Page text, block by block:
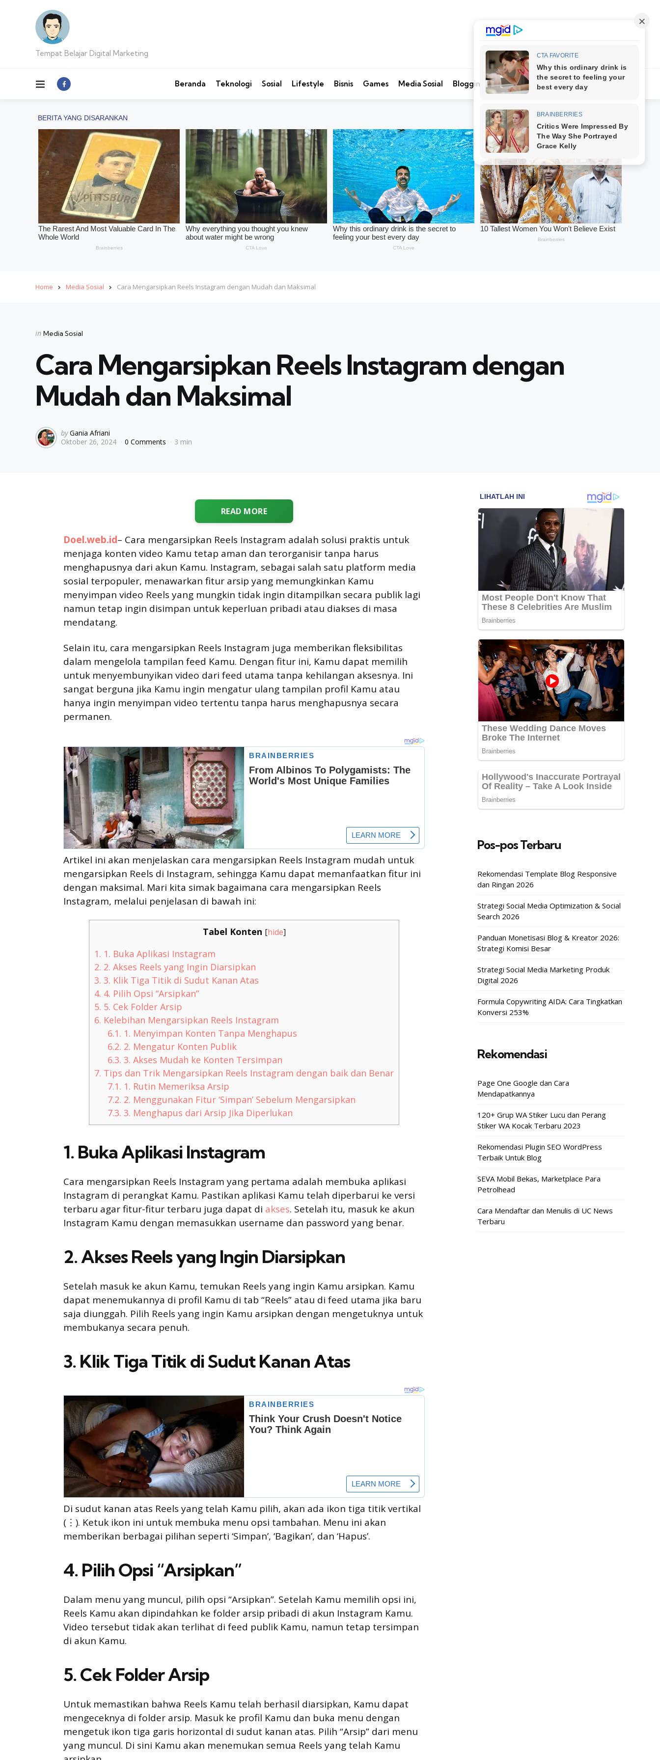
Tempat Belajar Digital Marketing
Menu Beranda Teknologi Sosial Lifestyle Bisnis Games Media Sosial Blogging SearchKontak Kami
Home Media Sosial Cara Mengarsipkan Reels Instagram dengan Mudah dan Maksimal
Categories
Posted
in Media Sosial
Cara Mengarsipkan Reels Instagram dengan
Mudah dan Maksimal
Posted
by
by Gania Afriani
Oktober 26, 2024
0 Comments 3 min
READ MORE
Doel.web.id– Cara mengarsipkan Reels Instagram adalah solusi praktis untuk
menjaga konten video Kamu tetap aman dan terorganisir tanpa harus
menghapusnya dari akun Kamu. Instagram, sebagai salah satu platform media
sosial terpopuler, menawarkan fitur arsip yang memungkinkan Kamu
menyimpan video Reels yang mungkin tidak ingin ditampilkan secara publik lagi
namun tetap ingin disimpan untuk keperluan pribadi atau diakses di masa
mendatang.
Selain itu, cara mengarsipkan Reels Instagram juga memberikan fleksibilitas
dalam mengelola tampilan feed Kamu. Dengan fitur ini, Kamu dapat memilih
untuk menyembunyikan video dari feed utama tanpa kehilangan aksesnya. Ini
sangat berguna jika Kamu ingin mengatur ulang tampilan profil Kamu atau
hanya ingin menyimpan video tertentu tanpa harus menghapusnya secara
permanen.
Artikel ini akan menjelaskan cara mengarsipkan Reels Instagram mudah untuk
mengarsipkan Reels di Instagram, sehingga Kamu dapat memanfaatkan fitur ini
dengan maksimal. Mari kita simak bagaimana cara mengarsipkan Reels
Instagram, melalui penjelasan di bawah ini:
Tabel Konten [hide]
1. 1. Buka Aplikasi Instagram
2. 2. Akses Reels yang Ingin Diarsipkan
3. 3. Klik Tiga Titik di Sudut Kanan Atas
4. 4. Pilih Opsi “Arsipkan”
5. 5. Cek Folder Arsip
6. Kelebihan Mengarsipkan Reels Instagram
6.1. 1. Menyimpan Konten Tanpa Menghapus
6.2. 2. Mengatur Konten Publik
6.3. 3. Akses Mudah ke Konten Tersimpan
7. Tips dan Trik Mengarsipkan Reels Instagram dengan baik dan Benar
7.1. 1. Rutin Memeriksa Arsip
7.2. 2. Menggunakan Fitur ‘Simpan’ Sebelum Mengarsipkan
7.3. 3. Menghapus dari Arsip Jika Diperlukan
1. Buka Aplikasi Instagram
Cara mengarsipkan Reels Instagram yang pertama adalah membuka aplikasi
Instagram di perangkat Kamu. Pastikan aplikasi Kamu telah diperbarui ke versi
terbaru agar fitur-fitur terbaru juga dapat di akses. Setelah itu, masuk ke akun
Instagram Kamu dengan memasukkan username dan password yang benar.
2. Akses Reels yang Ingin Diarsipkan
Setelah masuk ke akun Kamu, temukan Reels yang ingin Kamu arsipkan. Kamu
dapat menemukannya di profil Kamu di tab “Reels” atau di feed utama jika baru
saja diunggah. Pilih Reels yang ingin Kamu arsipkan dengan mengetuknya untuk
membukanya secara penuh.
3. Klik Tiga Titik di Sudut Kanan Atas
Di sudut kanan atas Reels yang telah Kamu pilih, akan ada ikon tiga titik vertikal
(⋮). Ketuk ikon ini untuk membuka menu opsi tambahan. Menu ini akan
memberikan berbagai pilihan seperti ‘Simpan’, ‘Bagikan’, dan ‘Hapus’.
4. Pilih Opsi “Arsipkan”
Dalam menu yang muncul, pilih opsi “Arsipkan”. Setelah Kamu memilih opsi ini,
Reels Kamu akan dipindahkan ke folder arsip pribadi di akun Instagram Kamu.
Video tersebut tidak akan terlihat di feed publik Kamu, namun tetap tersimpan
di akun Kamu.
5. Cek Folder Arsip
Untuk memastikan bahwa Reels Kamu telah berhasil diarsipkan, Kamu dapat
mengeceknya di folder arsip. Masuk ke profil Kamu dan buka menu dengan
mengetuk ikon tiga garis horizontal di sudut kanan atas. Pilih “Arsip” dari menu
yang muncul. Di sini Kamu akan menemukan semua Reels yang telah Kamu
Pos-pos Terbaru
Rekomendasi Template Blog Responsive
dan Ringan 2026
Strategi Social Media Optimization & Social
Search 2026
Panduan Monetisasi Blog & Kreator 2026:
Strategi Komisi Besar
Strategi Social Media Marketing Produk
Digital 2026
Formula Copywriting AIDA: Cara Tingkatkan
Konversi 253%
Rekomendasi
Page One Google dan Cara
Mendapatkannya
120+ Grup WA Stiker Lucu dan Perang
Stiker WA Kocak Terbaru 2023
Rekomendasi Plugin SEO WordPress
Terbaik Untuk Blog
SEVA Mobil Bekas, Marketplace Para
Petrolhead
Cara Mendaftar dan Menulis di UC News
Terbaru